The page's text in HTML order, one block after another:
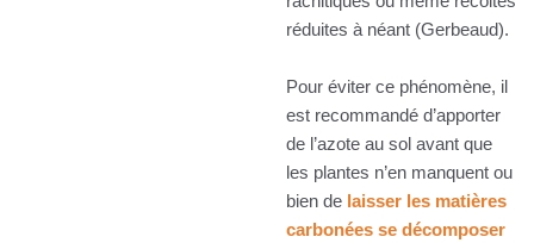
réduites à néant (Gerbeaud).
Pour éviter ce phénomène, il
est recommandé d’apporter
de l’azote au sol avant que
les plantes n’en manquent ou
bien de laisser les matières
carbonées se décomposer